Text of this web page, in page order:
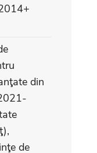
din
de